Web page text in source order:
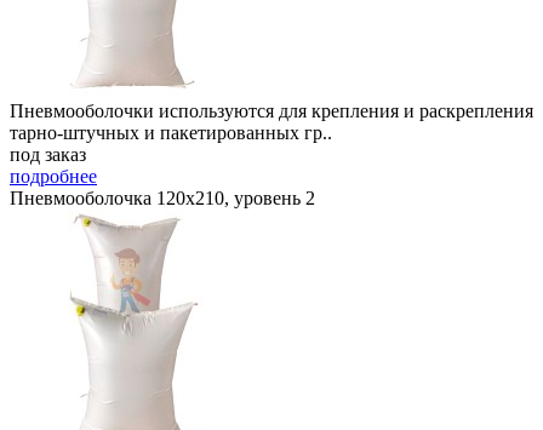
Пневмооболочки используются для крепления и раскрепления
тарно-штучных и пакетированных гр..
под заказ
подробнее
Пневмооболочка 120х210, уровень 2